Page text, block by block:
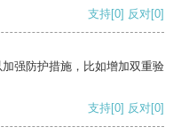
支持[0] 反对[0]
强防护措施，比如增加双重验
支持[0] 反对[0]